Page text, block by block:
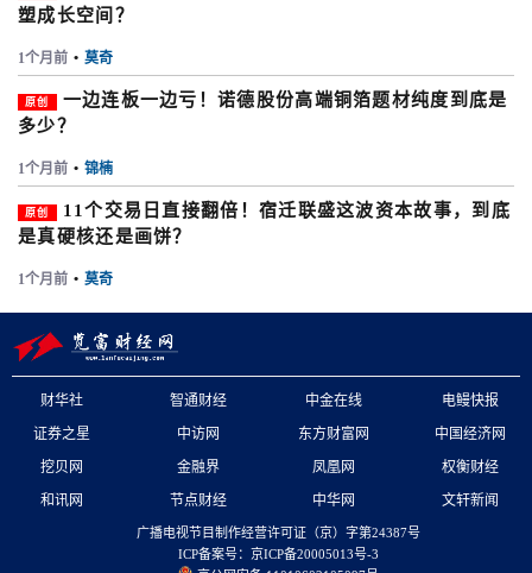
塑成长空间？
1个月前 • 莫奇
原创
一边连板一边亏！诺德股份高端铜箔题材纯度到底是
多少？
1个月前 • 锦楠
原创
11个交易日直接翻倍！宿迁联盛这波资本故事，到底
是真硬核还是画饼？
1个月前 • 莫奇
财华社 智通财经 中金在线
电鳗快报
证券之星
中访网 东方财富网
中国经济网
挖贝网
金融界 凤凰网
权衡财经
和讯网
节点财经 中华网 文轩新闻
广播电视节目制作经营许可证（京）字第24387号
ICP备案号：京ICP备20005013号-3